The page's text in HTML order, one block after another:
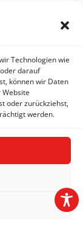
Technologien wie
darauf
können wir Daten
oder zurückziehst,
werden.
Meldesystem